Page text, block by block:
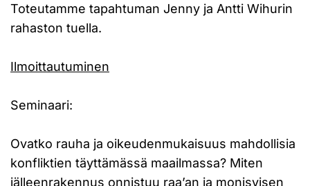
Toteutamme tapahtuman Jenny ja Antti Wihurin
rahaston tuella.
Ilmoittautuminen
Seminaari:
Ovatko rauha ja oikeudenmukaisuus mahdollisia
konfliktien täyttämässä maailmassa? Miten
jälleenrakennus onnistuu raa’an ja monisyisen